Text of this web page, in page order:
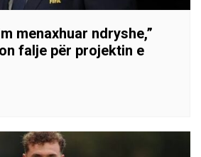
menaxhuar ndryshe,”
falje për projektin e